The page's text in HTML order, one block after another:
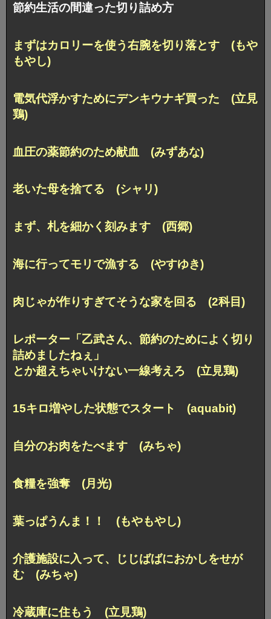
節約生活の間違った切り詰め方
まずはカロリーを使う右腕を切り落とす (もや
もやし)
電気代浮かすためにデンキウナギ買った (立見
鶏)
血圧の薬節約のため献血 (みずあな)
老いた母を捨てる (シャリ)
まず、札を細かく刻みます (西郷)
海に行ってモリで漁する (やすゆき)
肉じゃが作りすぎてそうな家を回る (2科目)
レポーター「乙武さん、節約のためによく切り
詰めましたねぇ」
とか超えちゃいけない一線考えろ (立見鶏)
15キロ増やした状態でスタート (aquabit)
自分のお肉をたべます (みちゃ)
食糧を強奪 (月光)
葉っぱうんま！！ (もやもやし)
介護施設に入って、
じじばばにおかしをせが
む (みちゃ)
冷蔵庫に住もう (立見鶏)